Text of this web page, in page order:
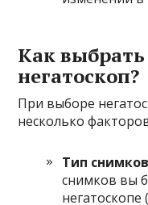
Как
негатоскоп?
При выборе
несколько
Тип
снимков вы
негатоскопе